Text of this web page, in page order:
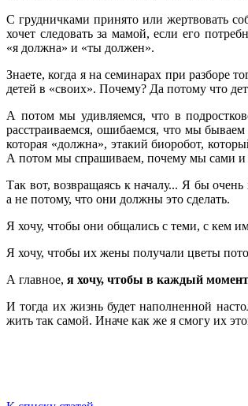
С грудничками принято или жертвовать
хочет следовать за мамой, если его
«я должна» и «ты должен».
Знаете, когда я на семинарах при разборе
детей в «своих». Почему? Да потому что
А потом мы удивляемся, что в
расстраиваемся, ошибаемся, что мы
которая «должна», этакий биоробот,
А потом мы спрашиваем, почему мы сами и
Так вот, возвращаясь к началу... Я бы
а не потому, что они должны это сделать.
Я хочу, чтобы они общались с теми, с кем
Я хочу, чтобы их жены получали цветы
А главное, я хочу, чтобы в каждый момент
И тогда их жизнь будет наполненной
жить так самой. Иначе как же я смогу их